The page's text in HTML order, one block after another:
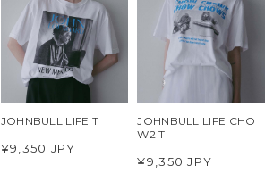
JOHNBULL LIFE T
¥9,350 JPY
JOHNBULL LIFE CHO
W2 T
¥9,350 JPY